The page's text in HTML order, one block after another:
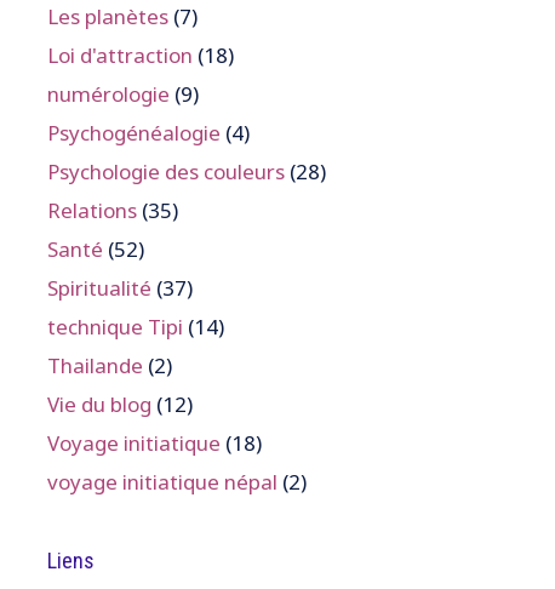
Les planètes (7)
Loi d'attraction (18)
numérologie (9)
Psychogénéalogie (4)
Psychologie des couleurs (28)
Relations (35)
Santé (52)
Spiritualité (37)
technique Tipi (14)
Thailande (2)
Vie du blog (12)
Voyage initiatique (18)
voyage initiatique népal (2)
Liens